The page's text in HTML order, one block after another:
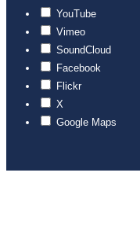
YouTube
Vimeo
SoundCloud
Facebook
Flickr
X
Google Maps